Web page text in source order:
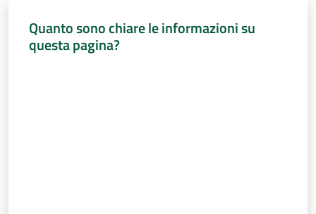
Quanto sono chiare le informazioni su
questa pagina?